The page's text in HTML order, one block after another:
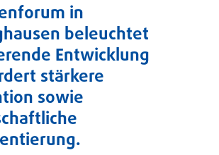
in
beleuchtet
Entwicklung
stärkere
sowie